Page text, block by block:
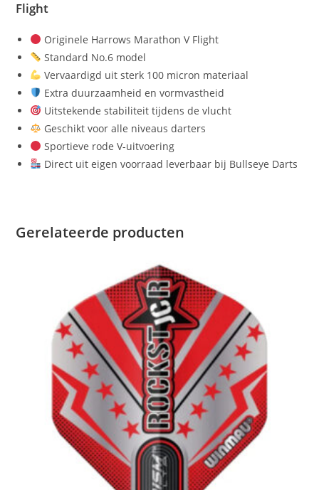
Flight
Originele Harrows Marathon V Flight
Standard No.6 model
Vervaardigd uit sterk 100 micron materiaal
Extra duurzaamheid en vormvastheid
Uitstekende stabiliteit tijdens de vlucht
Geschikt voor alle niveaus darters
Sportieve rode V-uitvoering
Direct uit eigen voorraad leverbaar bij Bullseye Darts
Gerelateerde producten